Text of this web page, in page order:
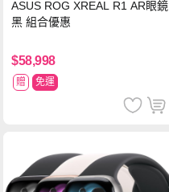
ASUS ROG XREAL R1 AR眼鏡
黑 組合優惠
$58,998
贈 免運